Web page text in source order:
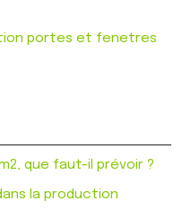
portes et fenetres
que faut-il prévoir ?
la production